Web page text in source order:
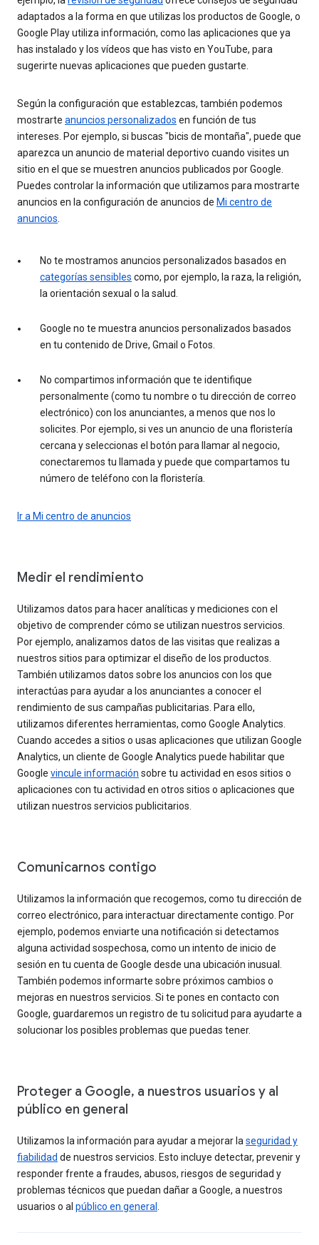
adaptados a la forma en que utilizas los productos de Google, o
Google Play utiliza información, como las aplicaciones que ya
has instalado y los vídeos que has visto en YouTube, para
sugerirte nuevas aplicaciones que pueden gustarte.
Según la configuración que establezcas, también podemos
mostrarte anuncios personalizados en función de tus
intereses. Por ejemplo, si buscas "bicis de montaña", puede que
aparezca un anuncio de material deportivo cuando visites un
sitio en el que se muestren anuncios publicados por Google.
Puedes controlar la información que utilizamos para mostrarte
anuncios en la configuración de anuncios de Mi centro de
anuncios
No te mostramos anuncios personalizados basados en
categorías sensibles como, por ejemplo, la raza, la religión,
la orientación sexual o la salud.
Google no te muestra anuncios personalizados basados
en tu contenido de Drive, Gmail o Fotos.
No compartimos información que te identifique
personalmente (como tu nombre o tu dirección de correo
electrónico) con los anunciantes, a menos que nos lo
solicites. Por ejemplo, si ves un anuncio de una floristería
cercana y seleccionas el botón para llamar al negocio,
conectaremos tu llamada y puede que compartamos tu
número de teléfono con la floristería.
Ir a Mi centro de anuncios
Medir el rendimiento
Utilizamos datos para hacer analíticas y mediciones con el
objetivo de comprender cómo se utilizan nuestros servicios.
Por ejemplo, analizamos datos de las visitas que realizas a
nuestros sitios para optimizar el diseño de los productos.
También utilizamos datos sobre los anuncios con los que
interactúas para ayudar a los anunciantes a conocer el
rendimiento de sus campañas publicitarias. Para ello,
utilizamos diferentes herramientas, como Google Analytics.
Cuando accedes a sitios o usas aplicaciones que utilizan Google
Analytics, un cliente de Google Analytics puede habilitar que
Google vincule información sobre tu actividad en esos sitios o
aplicaciones con tu actividad en otros sitios o aplicaciones que
utilizan nuestros servicios publicitarios.
Comunicarnos contigo
Utilizamos la información que recogemos, como tu dirección de
correo electrónico, para interactuar directamente contigo. Por
ejemplo, podemos enviarte una notificación si detectamos
alguna actividad sospechosa, como un intento de inicio de
sesión en tu cuenta de Google desde una ubicación inusual.
También podemos informarte sobre próximos cambios o
mejoras en nuestros servicios. Si te pones en contacto con
Google, guardaremos un registro de tu solicitud para ayudarte a
solucionar los posibles problemas que puedas tener.
Proteger a Google, a nuestros usuarios y al
público en general
Utilizamos la información para ayudar a mejorar la seguridad y
fiabilidad de nuestros servicios. Esto incluye detectar, prevenir y
responder frente a fraudes, abusos, riesgos de seguridad y
problemas técnicos que puedan dañar a Google, a nuestros
usuarios o al público en general